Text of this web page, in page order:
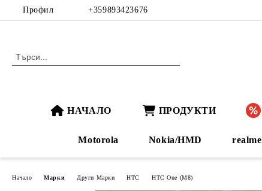
Профил +359893423676
НАЧАЛО ПРОДУКТИ
Motorola Nokia/HMD realme
Начало Марки Други Марки HTC HTC One (M8)